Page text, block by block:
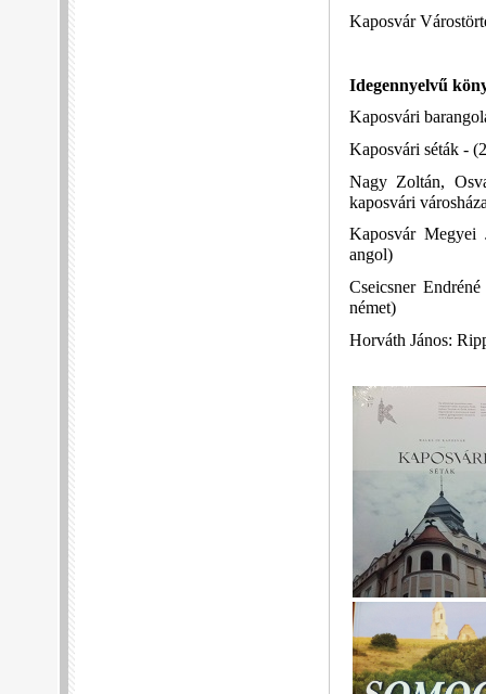
Kaposvár
Idegennyelvű
Kaposvári
Kaposvári séták -
Nagy Zoltán,
kaposvári
Kaposvár Megyei
angol)
Cseicsner
német)
Horváth János: